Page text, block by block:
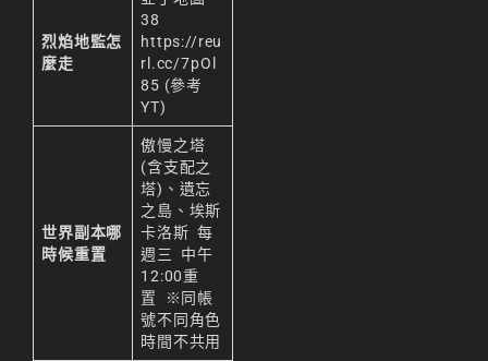
烈焰地監怎
麼走
38
https://reu
rl.cc/7pOl
85 (參考
YT)
世界副本哪
時候重置
傲慢之塔
(含支配之
塔)、遺忘
之島、埃斯
卡洛斯 每
週三 中午
12:00重
置 ※同帳
號不同角色
時間不共用